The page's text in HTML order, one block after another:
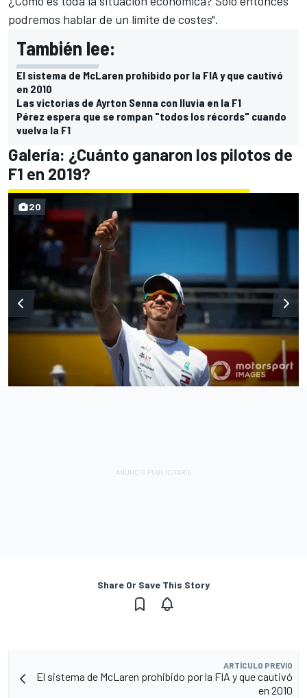
podremos hablar de un límite de costes".
También lee:
El sistema de McLaren prohibido por la FIA y que cautivó
en 2010
Las victorias de Ayrton Senna con lluvia en la F1
Pérez espera que se rompan "todos los récords" cuando
vuelva la F1
Galería: ¿Cuánto ganaron los pilotos de
F1 en 2019?
20
Share Or Save This Story
ARTÍCULO PREVIO
El sistema de McLaren prohibido por la FIA y que cautivó
en 2010